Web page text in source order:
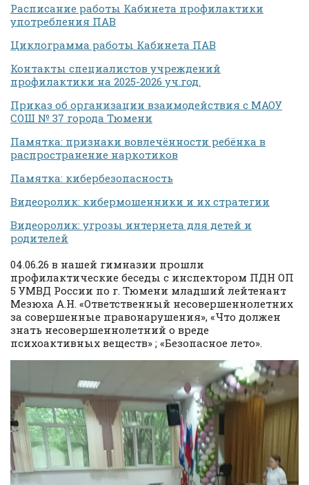
Расписание работы Кабинета профилактики
употребления ПАВ
Циклограмма работы Кабинета ПАВ
Контакты специалистов учреждений
профилактики на 2025-2026 уч.год.
Приказ об организации взаимодействия с МАОУ
СОШ № 37 города Тюмени
Памятка: признаки вовлечённости ребёнка в
распространение наркотиков
Памятка: кибербезопасность
Видеоролик: кибермошенники и их стратегии
Видеоролик: угрозы интернета для детей и
родителей
04.06.26 в нашей гимназии прошли
профилактические беседы с инспектором ПДН ОП
5 УМВД России по г. Тюмени младший лейтенант
Мезюха А.Н. «Ответственный несовершеннолетних
за совершенные правонарушения», «Что должен
знать несовершеннолетний о вреде
психоактивных веществ» ; «Безопасное лето».